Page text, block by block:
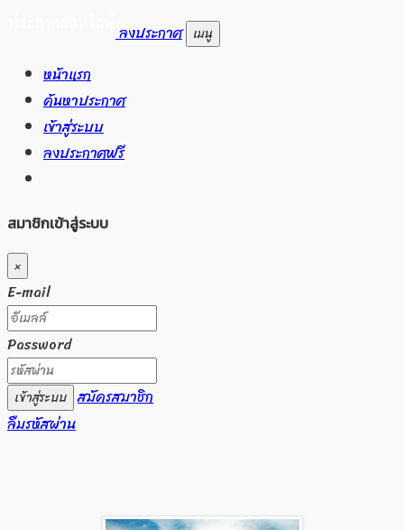
ลงประกาศ เมนู
หน้าแรก
ค้นหาประกาศ
เข้าสู่ระบบ
ลงประกาศฟรี
สมาชิกเข้าสู่ระบบ
×
E-mail
Password
เข้าสู่ระบบ สมัครสมาชิก
ลืมรหัสผ่าน